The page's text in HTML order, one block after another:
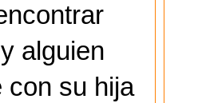
alguien
con su hija